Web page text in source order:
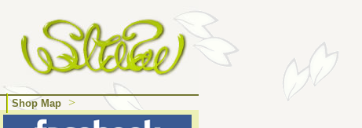
Shop Map >